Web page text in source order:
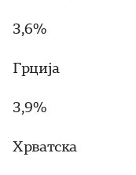
3,6%
Грција
3,9%
Хрватска